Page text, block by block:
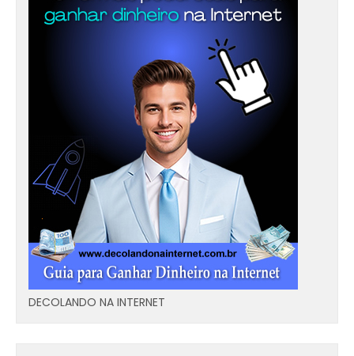
DECOLANDO NA INTERNET